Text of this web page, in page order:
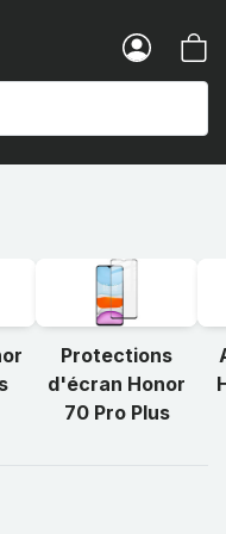
et Accessoires
Protections
d'écran Honor
70 Pro Plus